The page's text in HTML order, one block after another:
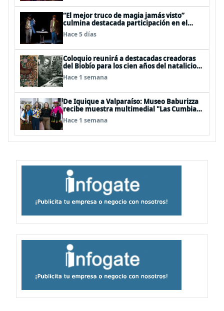
“El mejor truco de magia jamás visto”
culmina destacada participación en el
Festival Off Avignon 2026
Hace 5 días
Coloquio reunirá a destacadas creadoras
del Biobío para los cien años del natalicio
del artista textil y artesano tomecino
Héctor Herrera “El Pajarero”
Hace 1 semana
De Iquique a Valparaíso: Museo Baburizza
recibe muestra multimedial "Las Cumbias
que escuchamos allá arriba"
Hace 1 semana